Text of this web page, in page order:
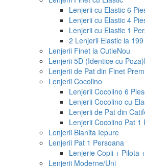
Lenjerii cu Elastic 6
Lenjerii cu Elastic 4
Lenjerii cu Elastic 1
2 Lenjerii Elastic la 199
Lenjerii Finet la CutieNou
Lenjerii 5D (Identice cu Poza)
Lenjerii de Pat din Finet
Lenjerii Cocolino
Lenjerii Cocolino 6
Lenjerii Cocolino cu
Lenjerii de Pat din
Lenjerii Cocolino Pat 1
Lenjerii Blanita Iepure
Lenjerii Pat 1 Persoana
Lenjerie Copii + Pilota
Lenjerii Moderne/Uni